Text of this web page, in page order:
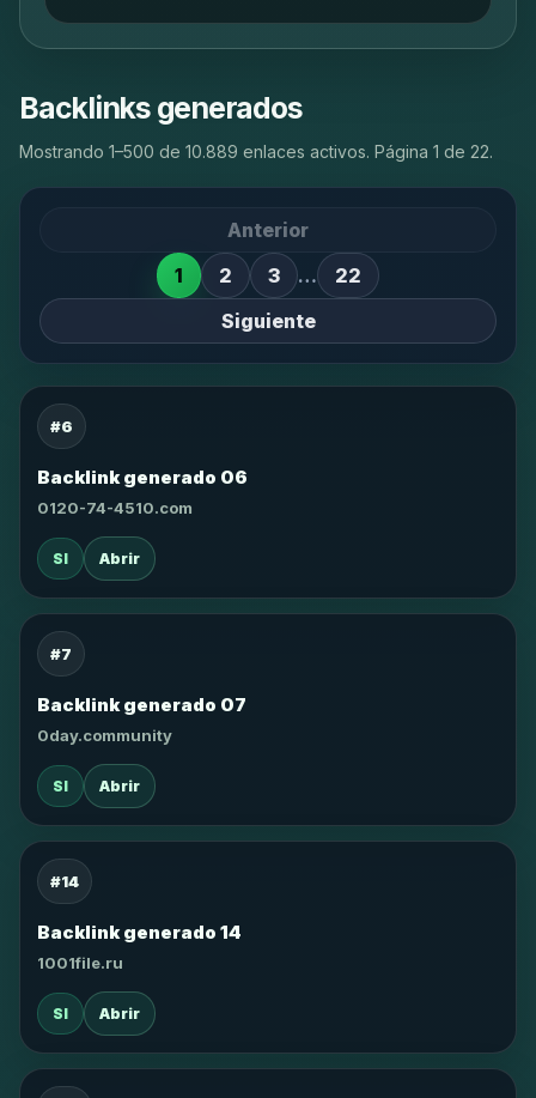
Backlinks generados
Mostrando 1–500 de 10.889 enlaces activos. Página 1 de 22.
Anterior
1
2 3 …
22
Siguiente
#6
Backlink generado 06
0120-74-4510.com
SI Abrir
#7
Backlink generado 07
0day.community
SI Abrir
#14
Backlink generado 14
1001file.ru
SI Abrir